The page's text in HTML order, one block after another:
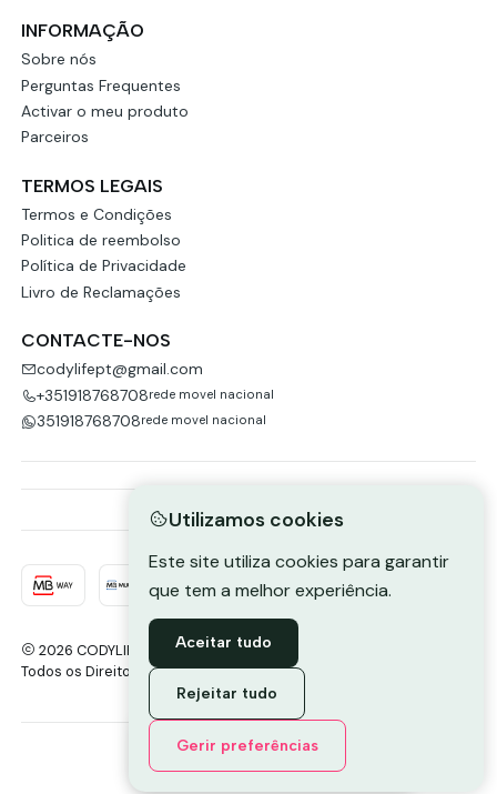
INFORMAÇÃO
Sobre nós
Perguntas Frequentes
Activar o meu produto
Parceiros
TERMOS LEGAIS
Termos e Condições
Politica de reembolso
Política de Privacidade
Livro de Reclamações
CONTACTE-NOS
codylifept@gmail.com
+351918768708rede movel nacional
351918768708rede movel nacional
2026 CODYLIFE-PORTUGAL.
Todos os Direitos Reservados.Com tecnologia Jumpseller
Envie-nos uma mensagem de
Utilizamos cookies
Este site utiliza cookies para garantir
que tem a melhor experiência.
Aceitar tudo
Rejeitar tudo
Gerir preferências